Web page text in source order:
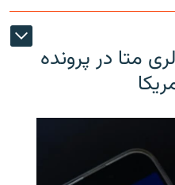
دالری متا در پرونده